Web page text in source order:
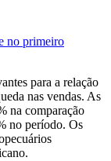
no primeiro
para a relação
nas vendas. As
na comparação
no período. Os